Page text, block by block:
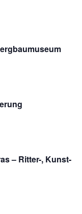
– Ritter-, Kunst-